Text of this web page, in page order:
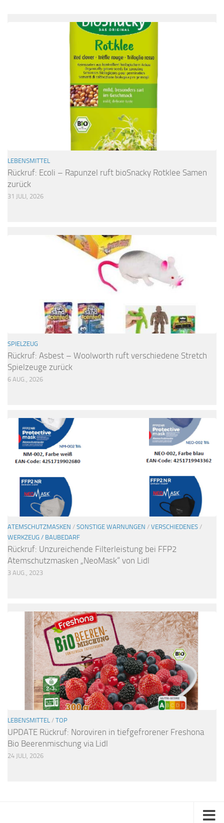
LEBENSMITTEL
Rückruf: Ecoli – Rapunzel ruft bioSnacky Rotklee Samen
zurück
31 JULI, 2026
SPIELZEUG
Rückruf: Asbest – Woolworth ruft verschiedene Stretch
Spielzeuge zurück
6 AUG., 2026
ATEMSCHUTZMASKEN / SONSTIGE WARNUNGEN / VERSCHIEDENES /
WERKZEUG / BAUBEDARF
Rückruf: Unzureichende Filterleistung bei FFP2
Atemschutzmasken „NeoMask“ von Lidl
3 AUG., 2023
LEBENSMITTEL / TOP
UPDATE Rückruf: Noroviren in tiefgefrorener Freshona
Bio Beerenmischung via Lidl
24 JULI, 2026